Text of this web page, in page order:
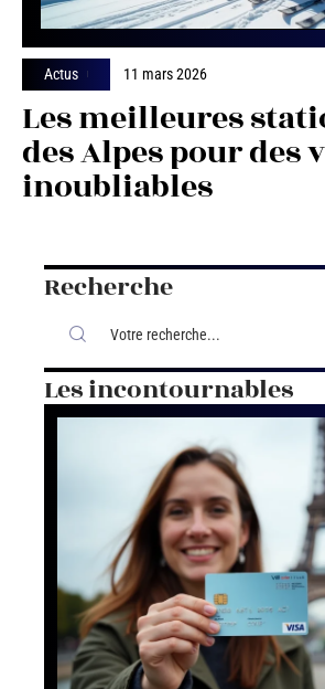
Actus 11 mars 2026
Les meilleures
des Alpes pour des
inoubliables
Recherche
Les incontournables